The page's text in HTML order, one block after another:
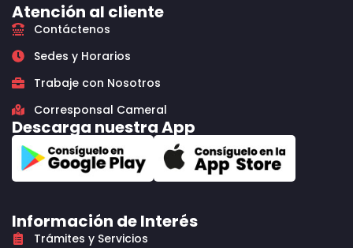
Atención al cliente
Contáctenos
Sedes y Horarios
Trabaje con Nosotros
Corresponsal Cameral
Descarga nuestra App
Información de Interés
Trámites y Servicios